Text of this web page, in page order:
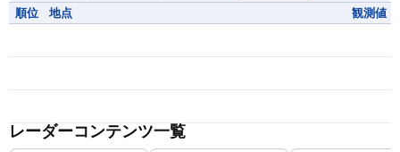
順位 地点 観測値
レーダーコンテンツ一覧